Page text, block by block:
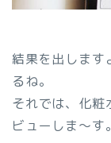
結果を出します
るね。
それでは、化粧
ビューしま～す。